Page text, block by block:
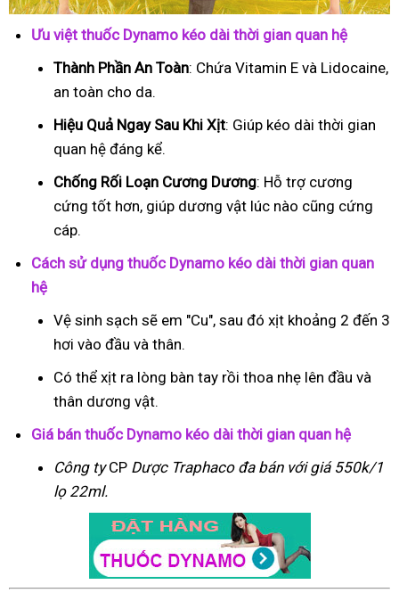
Ưu việt thuốc Dynamo kéo dài thời gian quan hệ
Thành Phần An Toàn: Chứa Vitamin E và Lidocaine,
an toàn cho da.
Hiệu Quả Ngay Sau Khi Xịt: Giúp kéo dài thời gian
quan hệ đáng kể.
Chống Rối Loạn Cương Dương: Hỗ trợ cương
cứng tốt hơn, giúp dương vật lúc nào cũng cứng
cáp.
Cách sử dụng thuốc Dynamo kéo dài thời gian quan
hệ
Vệ sinh sạch sẽ em "Cu", sau đó xịt khoảng 2 đến 3
hơi vào đầu và thân.
Có thể xịt ra lòng bàn tay rồi thoa nhẹ lên đầu và
thân dương vật.
Giá bán thuốc Dynamo kéo dài thời gian quan hệ
Công tyCP Dược Traphacođa bán với giá 550k/1
lọ 22ml.